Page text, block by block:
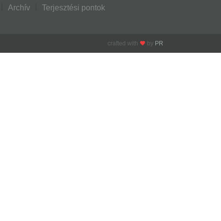
Archív Terjesztési pontok
crafted with by PR